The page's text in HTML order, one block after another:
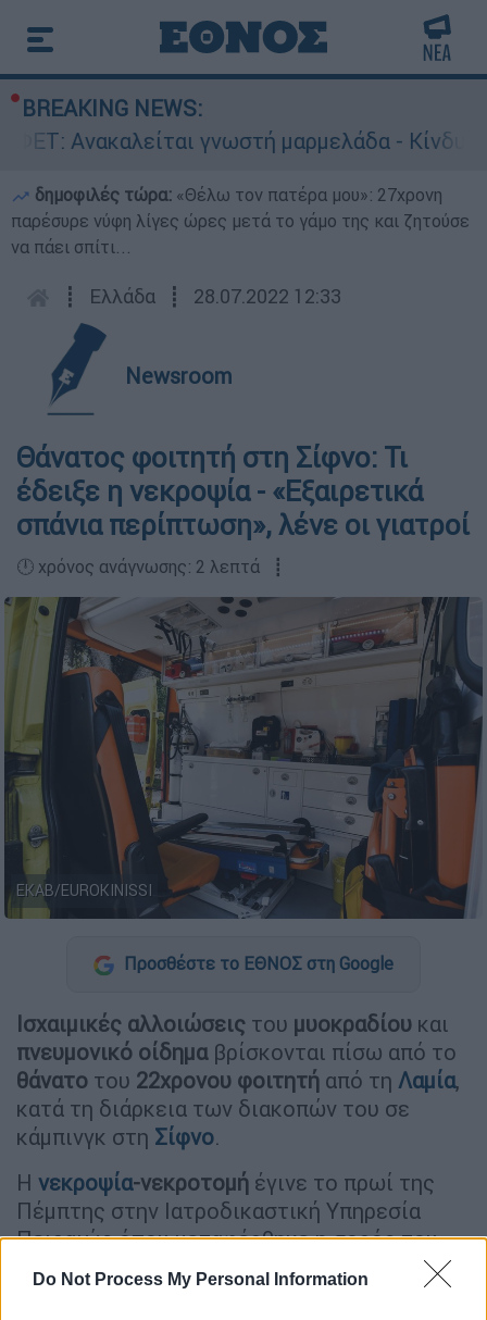
Do Not Process My Personal Information
BREAKING NEWS:
Ανακαλείται γνωστή μαρμελάδα - Κίνδυνος
δημοφιλές τώρα: «Θέλω τον πατέρα μου»: 27χρονη
παρέσυρε νύφη λίγες ώρες μετά το γάμο της και ζητούσε
να πάει σπίτι...
┋ Ελλάδα ┋ 28.07.2022 12:33
Newsroom
Θάνατος φοιτητή στη Σίφνο: Τι
έδειξε η νεκροψία - «Εξαιρετικά
σπάνια περίπτωση», λένε οι γιατροί
🕛 χρόνος ανάγνωσης: 2 λεπτά ┋
ΕΚΑΒ/EUROKINISSI
Προσθέστε το ΕΘΝΟΣ στη Google
Ισχαιμικές αλλοιώσεις του μυοκραδίου και
πνευμονικό οίδημαβρίσκονται πίσω από το
θάνατο του 22χρονου φοιτητή από τη Λαμία,
κατά τη διάρκεια των διακοπών του σε
κάμπινγκ στη Σίφνο.
Η νεκροψία-νεκροτομή έγινε το πρωί της
Πέμπτης στην Ιατροδικαστική Υπηρεσία
Πειραιώς όπου μεταφέρθηκε η σορός του,
ενώ το απόγευμα είναι προγραμματισμένη η
κηδεία του, στη γενέτειρά του τη Λαμία.